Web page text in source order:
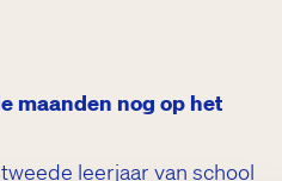
maanden nog op het
leerjaar van school